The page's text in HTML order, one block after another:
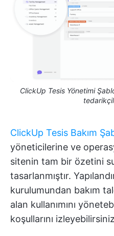
ClickUp Tesis Yönetimi
ClickUp Tesis Bakım
yöneticilerine ve
sitenin tam bir özetini
tasarlanmıştır.
kurulumundan bakım
alan kullanımını
koşullarını